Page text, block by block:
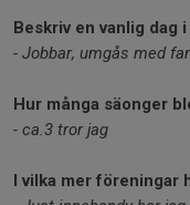
Beskriv en vanlig dag
- Jobbar, umgås med
Hur många säonger
- ca.3 tror jag
I vilka mer föreningar